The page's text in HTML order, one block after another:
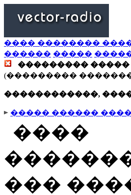
���� ��������
������ �����
��������� �����
(���������
������������,
����� ������
����
���